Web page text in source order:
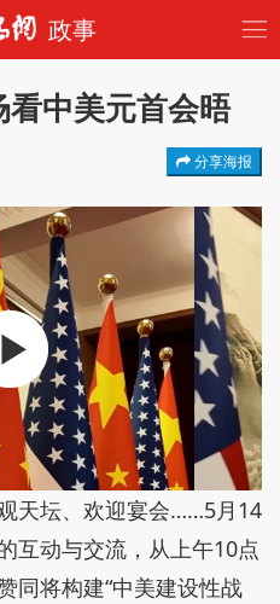
政事
中美元首会晤
分享海报
坛、欢迎宴会……5月14
互动与交流，从上午10点
同将构建“中美建设性战